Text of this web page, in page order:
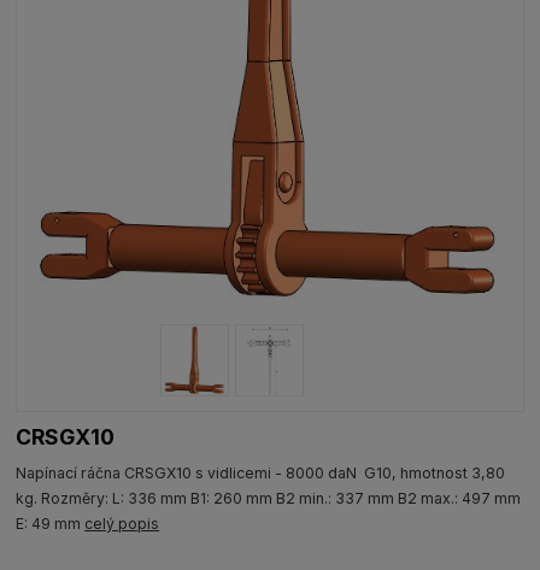
CRSGX10
Napínací ráčna CRSGX10 s vidlicemi - 8000 daN G10, hmotnost 3,80
kg. Rozměry: L: 336 mm B1: 260 mm B2 min.: 337 mm B2 max.: 497 mm
E: 49 mm celý popis